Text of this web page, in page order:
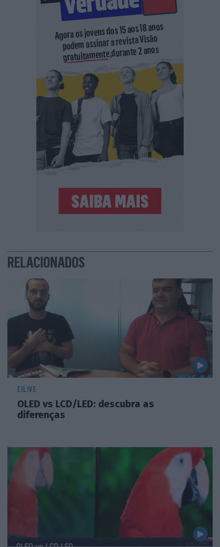
RELACIONADOS
EILIVE
OLED vs LCD/LED: descubra as
diferenças